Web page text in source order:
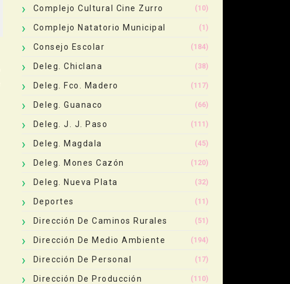
Complejo Cultural Cine Zurro (10)
Complejo Natatorio Municipal (1)
Consejo Escolar (184)
Deleg. Chiclana (38)
Deleg. Fco. Madero (117)
Deleg. Guanaco (66)
Deleg. J. J. Paso (111)
Deleg. Magdala (45)
Deleg. Mones Cazón (120)
Deleg. Nueva Plata (32)
Deportes (11)
Dirección De Caminos Rurales (51)
Dirección De Medio Ambiente (194)
Dirección De Personal (17)
Dirección De Producción (110)